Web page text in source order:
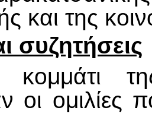
και της
συζητήσεις
κομμάτι
οι ομιλίες